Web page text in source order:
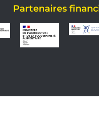
Partenaires